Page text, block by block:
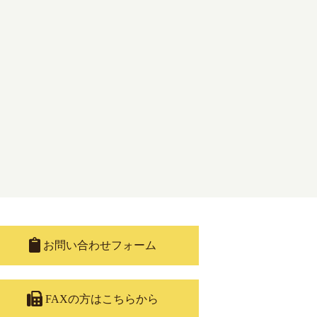
お問い合わせフォーム
FAXの方はこちらから